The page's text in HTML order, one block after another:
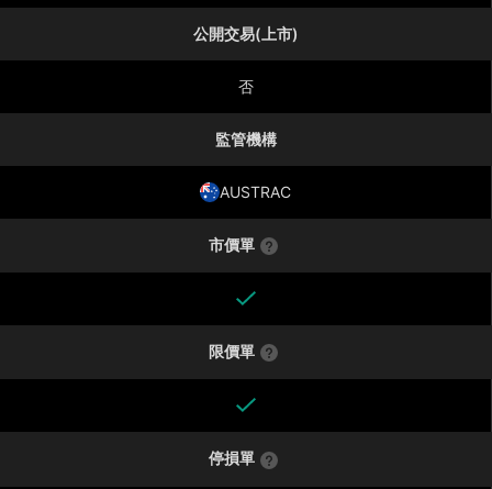
公開交易(上市)
否
監管機構
AUSTRAC
市價單
限價單
停損單